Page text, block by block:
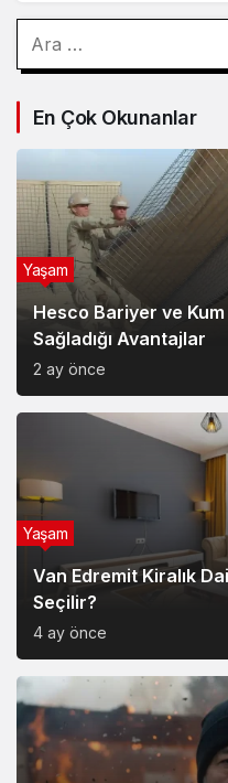
En Çok Okunanlar
Hesco Bariyer ve
Sağladığı Avantajlar
2 ay önce
Yaşam
Van Edremit Kiralık
Seçilir?
4 ay önce
Yaşam